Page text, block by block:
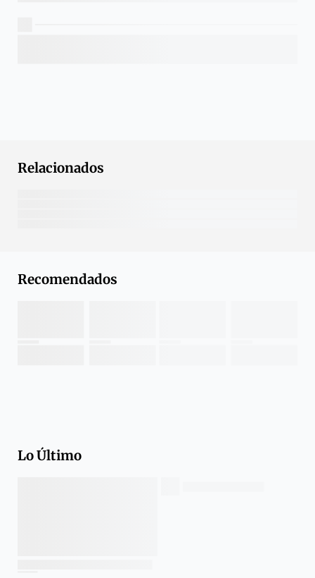
Relacionados
Recomendados
Lo Último